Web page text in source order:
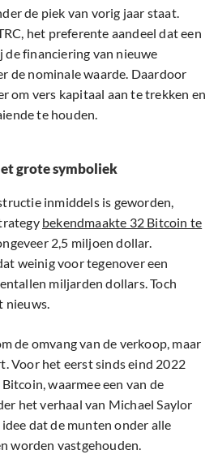
de piek van vorig jaar staat.
het preferente aandeel dat een
financiering van nieuwe
de nominale waarde. Daardoor
om vers kapitaal aan te trekken en
te houden.
grote symboliek
inmiddels is geworden,
bekendmaakte 32 Bitcoin te
2,5 miljoen dollar.
weinig voor tegenover een
miljarden dollars. Toch
nieuws.
de omvang van de verkoop, maar
Voor het eerst sinds eind 2022
waarmee een van de
het verhaal van Michael Saylor
dat de munten onder alle
worden vastgehouden.